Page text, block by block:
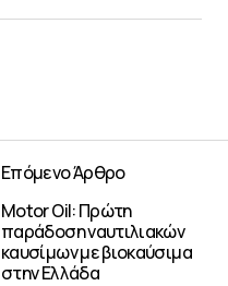
Επόμενο Άρθρο
Motor Oil: Πρώτη
παράδοση ναυτιλιακών
καυσίμων με βιοκαύσιμα
στην Ελλάδα